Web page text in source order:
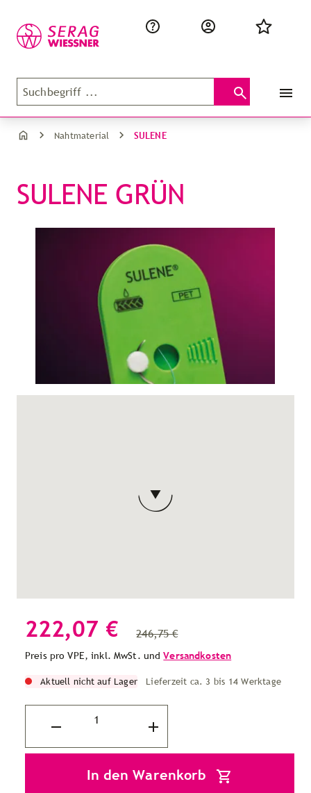
Nahtmaterial SULENE
SULENE GRÜN
222,07 € 246,75 €
Preis pro VPE, inkl. MwSt. undVersandkosten
Aktuell nicht auf Lager Lieferzeit ca. 3 bis 14 Werktage
In den Warenkorb